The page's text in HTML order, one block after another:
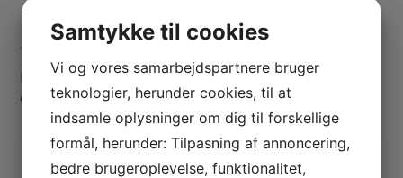
Bananpalme
Hjem / Tekstiler & accessoires/Miniature lingeri/ Satin
corsage i hvid
Skriv
Samtykke til cookies
Vi og vores samarbejdspartnere bruger
teknologier, herunder cookies, til at
indsamle oplysninger om dig til forskellige
formål, herunder: Tilpasning af annoncering,
bedre brugeroplevelse, funktionalitet,